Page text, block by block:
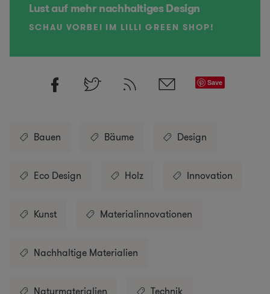
Lust auf mehr nachhaltiges Design
SCHAU VORBEI IM LILLI GREEN SHOP!
Save
Bauen Bäume Design
Eco Design Holz Innovation
Kunst Materialinnovationen
Nachhaltige Materialien